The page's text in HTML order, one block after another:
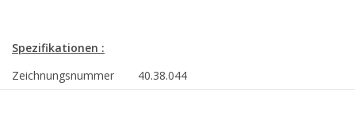
Spezifikationen :
Zeichnungsnummer
40.38.044